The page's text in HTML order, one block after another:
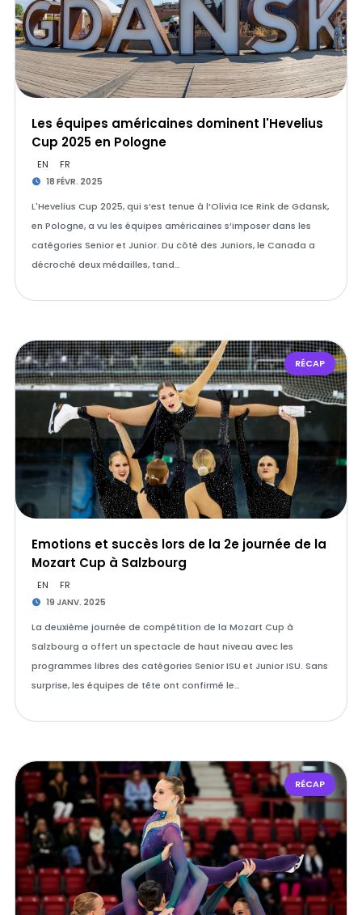
Les équipes américaines dominent l'Hevelius
Cup 2025 en Pologne
EN FR
18 FÉVR. 2025
L'Hevelius Cup 2025, qui s’est tenue à l’Olivia Ice Rink de Gdansk,
en Pologne, a vu les équipes américaines s’imposer dans les
catégories Senior et Junior. Du côté des Juniors, le Canada a
décroché deux médailles, tand…
RÉCAP
Emotions et succès lors de la 2e journée de la
Mozart Cup à Salzbourg
EN FR
19 JANV. 2025
La deuxième journée de compétition de la Mozart Cup à
Salzbourg a offert un spectacle de haut niveau avec les
programmes libres des catégories Senior ISU et Junior ISU. Sans
surprise, les équipes de tête ont confirmé le…
RÉCAP